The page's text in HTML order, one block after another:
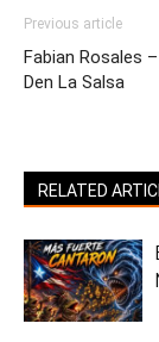
Previous article
Fabian Rosales
Den La Salsa
RELATED